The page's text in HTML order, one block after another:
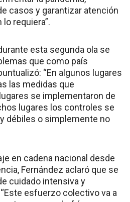
casos y garantizar atención
requiera”.
esta segunda ola se
que como país
“En algunos lugares
las medidas que
se implementaron de
lugares los controles se
débiles o simplemente no
en cadena nacional desde
Fernández aclaró que se
cuidado intensiva y
esfuerzo colectivo va a